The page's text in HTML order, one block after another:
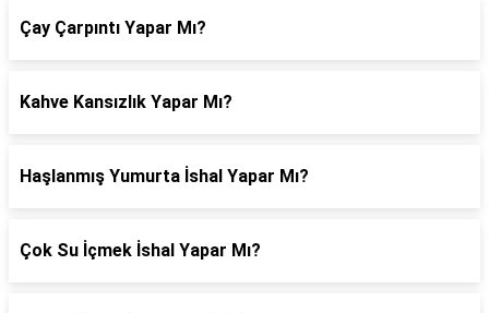
Çay Çarpıntı Yapar Mı?
Kahve Kansızlık Yapar Mı?
Haşlanmış Yumurta İshal Yapar Mı?
Çok Su İçmek İshal Yapar Mı?